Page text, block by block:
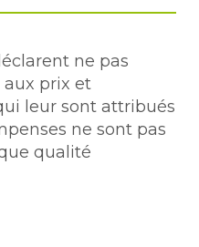
ne pas
prix et
leur sont attribués
ne sont pas
qualité